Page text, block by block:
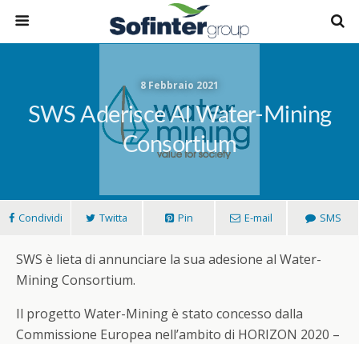
8 Febbraio 2021
SWS Aderisce Al Water-Mining
Consortium
Condividi Twitta Pin E-mail SMS
SWS è lieta di annunciare la sua adesione al Water-
Mining Consortium.
Il progetto Water-Mining è stato concesso dalla
Commissione Europea nell’ambito di HORIZON 2020 –